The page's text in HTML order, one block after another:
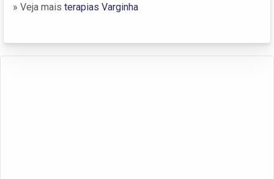
» Veja mais terapias Varginha